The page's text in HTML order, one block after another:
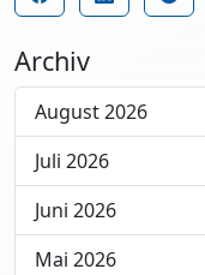
Archiv
August 2026
Juli 2026
Juni 2026
Mai 2026